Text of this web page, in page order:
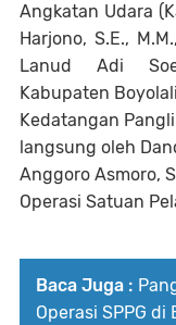
Angkatan Udara
Harjono, S.E.,
Lanud Adi
Kabupaten
Kedatangan
langsung oleh
Anggoro Asmoro,
Operasi Satuan
Baca Juga :
Operasi SPPG